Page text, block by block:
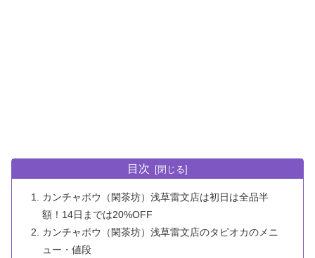
目次
カンチャボウ（閑茶坊）浅草雷文店は初日は全品半
額！14日までは20%OFF
カンチャボウ（閑茶坊）浅草雷文店のタピオカのメニ
ュー・値段